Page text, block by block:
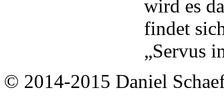
wird es
findet
„Servus
© 2014-2015 Daniel